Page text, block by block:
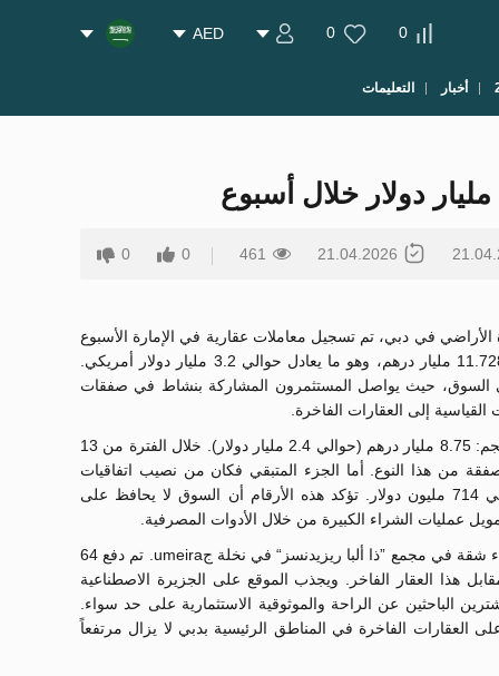
0
0
AED
أخبار التعليمات
21.04.2026
461
0
0
الأراضي في دبي، تم تسجيل معاملات عقارية في الإمارة الأسبوع
الماضي بقيمة إجمالية بلغت حوالي 11.728 مليار درهم، وهو ما يعادل حوالي 3.2 مليار دولار أمريكي.
السوق، حيث يواصل المستثمرون المشاركة بنشاط في صفقات
إلى العقارات الفاخرة.
شكلت المبيعات الحصة الأكبر من الحجم: 8.75 مليار درهم (حوالي 2.4 مليار دولار). خلال الفترة من 13
17 أبريل، سجل الخبراء 3068 صفقة من هذا النوع. أما الجزء المتبقي فكان من نصيب اتفاقيات
الرهن العقاري، التي بلغ حجمها حوالي 714 مليون دولار. تؤكد هذه الأرقام أن السوق لا يحافظ على
عمليات الشراء الكبيرة من خلال الأدوات المصرفية.
كانت إحدى أبرز صفقات الأسبوع شراء شقة في مجمع ”ذا ألبا ريزيدنسز“ في نخلة جumeira. تم دفع 64
مليون دولار، مقابل هذا العقار الفاخر. ويجذب الموقع على الجزيرة الاصطناعية
الباحثين عن الراحة والموثوقية الاستثمارية على حد سواء.
العقارات الفاخرة في المناطق الرئيسية بدبي لا يزال مرتفعاً